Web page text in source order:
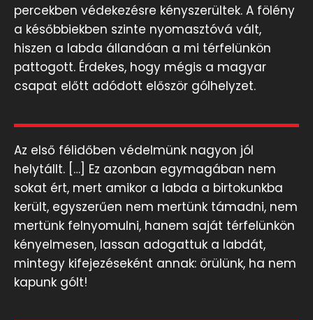
percekben védekezésre kényszerültek. A fölény
a későbbiekben szinte nyomasztóvá vált,
hiszen a labda állandóan a mi térfelünkön
pattogott. Érdekes, hogy mégis a magyar
csapat előtt adódott először gólhelyzet.
Az első félidőben védelmünk nagyon jól
helytállt. […] Ez azonban egymagában nem
sokat ért, mert amikor a labda a birtokunkba
került, egyszerűen nem mertünk támadni, nem
mertünk felnyomulni, hanem saját térfelünkön
kényelmesen, lassan adogattuk a labdát,
mintegy kifejezéseként annak: örülünk, ha nem
kapunk gólt!